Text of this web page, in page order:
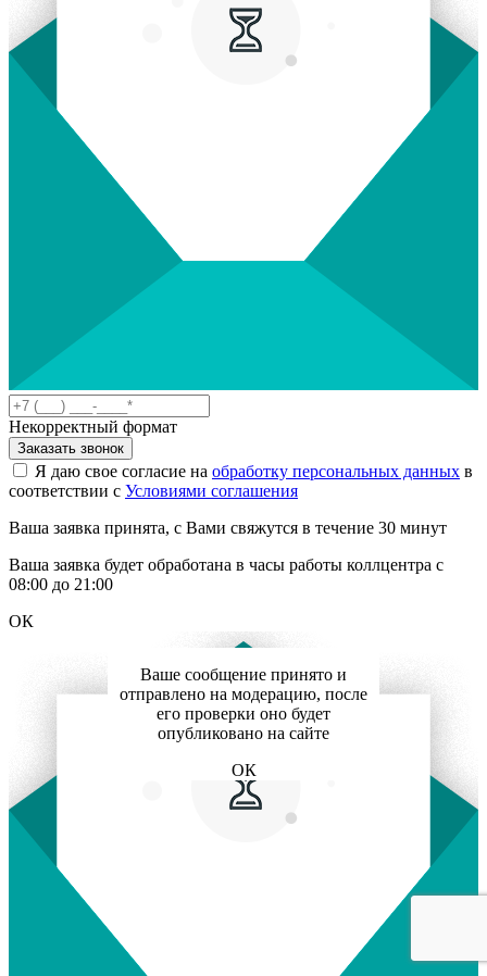
Некорректный формат
Заказать звонок
Я даю свое согласие на обработку персональных данных в
соответствии с Условиями соглашения
Ваша заявка принята, с Вами свяжутся в течение 30 минут
Ваша заявка будет обработана в часы работы коллцентра с
08:00 до 21:00
ОК
Ваше сообщение принято и
отправлено на модерацию, после
его проверки оно будет
опубликовано на сайте
ОК